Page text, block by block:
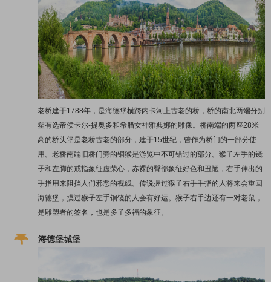
老桥建于1788年，是海德堡横跨内卡河上古老的桥，桥的南北两端分别
塑有选帝侯卡尔-提奥多和希腊女神雅典娜的雕像。桥南端的两座28米
高的桥头堡是老桥古老的部分，建于15世纪，曾作为桥门的一部分使
用。老桥南端旧桥门旁的铜猴是游览中不可错过的部分。猴子左手的镜
子和左脚的戒指象征虚荣心，赤裸的臀部象征好色和丑陋，右手伸出的
手指用来阻挡人们邪恶的视线。传说握过猴子右手手指的人将来会重回
海德堡，摸过猴子左手铜镜的人会有好运。猴子右手边还有一对老鼠，
是雕塑者的签名，也是多子多福的象征。
海德堡城堡